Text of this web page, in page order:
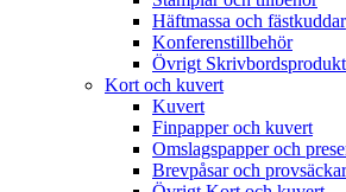
Häftmassa och fästkuddar
Konferenstillbehör
Övrigt
Kort och kuvert
Kuvert
Finpapper och kuvert
Omslagspapper och
Brevpåsar och provsäckar